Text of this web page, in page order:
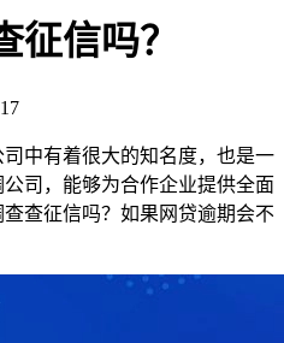
征信吗？
中有着很大的知名度，也是一
司，能够为合作企业提供全面
查征信吗？如果网贷逾期会不